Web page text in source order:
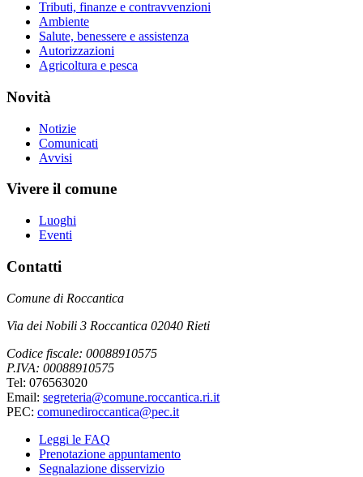
Tributi, finanze e contravvenzioni
Ambiente
Salute, benessere e assistenza
Autorizzazioni
Agricoltura e pesca
Novità
Notizie
Comunicati
Avvisi
Vivere il comune
Luoghi
Eventi
Contatti
Comune di Roccantica
Via dei Nobili 3 Roccantica 02040 Rieti
Codice fiscale: 00088910575
P.IVA: 00088910575
Tel: 076563020
Email: segreteria@comune.roccantica.ri.it
PEC: comunediroccantica@pec.it
Leggi le FAQ
Prenotazione appuntamento
Segnalazione disservizio